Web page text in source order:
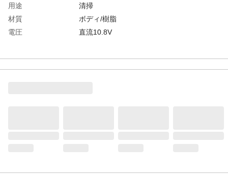
用途
清掃
材質
ボディ/樹脂
電圧
直流10.8V